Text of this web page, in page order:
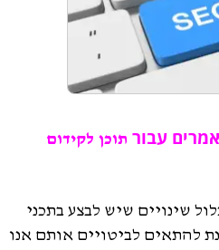
עבור תוכן לקידום
שינויים שיש לבצע בתכני
להתאים לביטויים אותם אנו